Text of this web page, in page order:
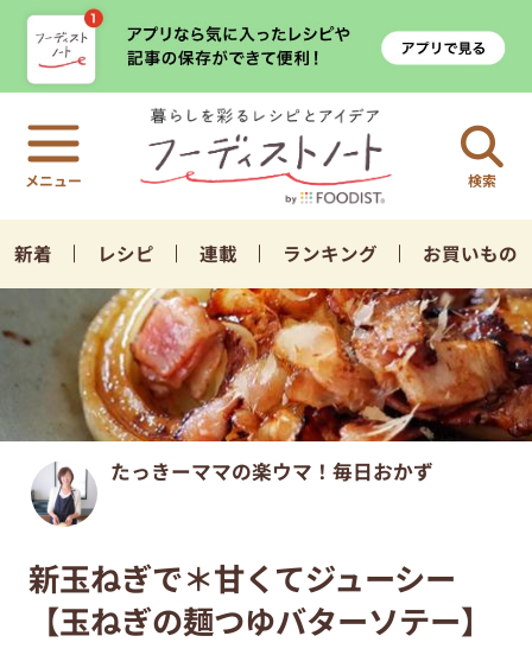
検索
新着 レシピ 連載 ランキング お買いもの
たっきーママの楽ウマ！毎日おかず
新玉ねぎで＊甘くてジューシー
【玉ねぎの麺つゆバターソテー】